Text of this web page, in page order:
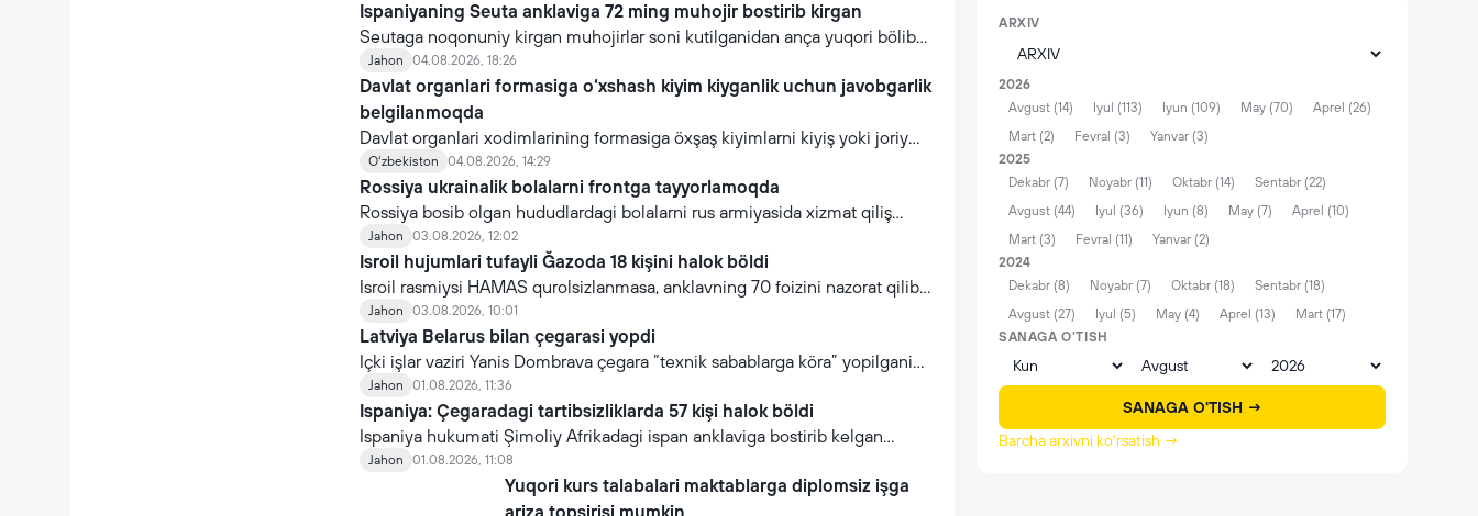
Ispaniyaning Seuta anklaviga 72 ming muhojir bostirib kirgan
Seutaga noqonuniy kirgan muhojirlar soni kutilganidan ança yuqori bölib
çiqdi. Ispaniya hukumati 72 ming kişidan 70 ming nafari allaqaçon hududni
tark etganini ma’lum qildi.
Jahon 04.08.2026, 18:26
Davlat organlari formasiga o‘xshash kiyim kiyganlik uchun javobgarlik
belgilanmoqda
Davlat organlari xodimlarining formasiga öxşaş kiyimlarni kiyiş yoki joriy
etişga qarşi çoralar kuçaytirilmoqda. Bu fuqarolarni çalğitiş va davlat
organlari nomidan işonçning suiiste’mol qilinişini oldini olişga qaratilgan.
Oʻzbekiston 04.08.2026, 14:29
Rossiya ukrainalik bolalarni frontga tayyorlamoqda
Rossiya bosib olgan hududlardagi bolalarni rus armiyasida xizmat qiliş
uçun tayyorlamoqda. Kata ehtimol bilan majburan Rossiya fuqaroligini
olgan asli ukrainalik öğil bolalar 18 yoşga tölgan zahoti harbiy xizmatga
çaqiriladi.
Jahon 03.08.2026, 12:02
Isroil hujumlari tufayli Ğazoda 18 kişini halok böldi
Isroil rasmiysi HAMAS qurolsizlanmasa, anklavning 70 foizini nazorat qilib
turgan Isroil hududni töliq öz nazoratiga olişi zarurligini aytdi.
Jahon 03.08.2026, 10:01
Latviya Belarus bilan çegarasi yopdi
Içki işlar vaziri Yanis Dombrava çegara “texnik sabablarga köra” yopilganini
aytib, sayohatçilarni muqobil yönalişlardan foydalanişga çaqirdi.
Jahon 01.08.2026, 11:36
Ispaniya: Çegaradagi tartibsizliklarda 57 kişi halok böldi
Ispaniya hukumati Şimoliy Afrikadagi ispan anklaviga bostirib kelgan
muhojirlar oqimini töxtatganini ma’lum qildi. Qayd etilişiça, kesib ötgan 50
mingdan ortiq kişining aksariyati allaqaçon ixtiyoriy ravişda ortga
Jahon 01.08.2026, 11:08
Yuqori kurs talabalari maktablarga diplomsiz işga
ariza topşirişi mumkin
ARXIV
2026
Avgust (14)
Iyul (113) Iyun (109) May (70)
Aprel (26)
Mart (2)
Fevral (3)
Yanvar (3)
2025
Dekabr (7)
Noyabr (11) Oktabr (14)
Sentabr (22)
Avgust (44)
Iyul (36) Iyun (8) May (7)
Aprel (10)
Mart (3)
Fevral (11)
Yanvar (2)
2024
Dekabr (8)
Noyabr (7) Oktabr (18)
Sentabr (18)
Avgust (27)
Iyul (5) May (4) Aprel (13)
Mart (17)
SANAGA O'TISH
SANAGA O'TISH →
Barcha arxivni ko'rsatish →